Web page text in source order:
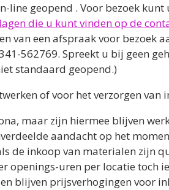
geopend . Voor bezoek kunt
die u kunt vinden op de
van een afspraak voor bezoek
562769. Spreekt u bij geen
standaard geopend.)
of voor het verzorgen
maar zijn hiermee blijven
aandacht op het
de inkoop van materialen zijn
uren per locatie toch
blijven prijsverhogingen voor